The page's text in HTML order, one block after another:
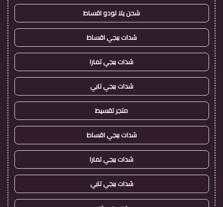
شحن يلا لودو اقساط
شدات ببجي اقساط
شدات ببجي تمارا
شدات ببجي تابي
متجر تقسيط
شدات ببجي اقساط
شدات ببجي تمارا
شدات ببجي تابي